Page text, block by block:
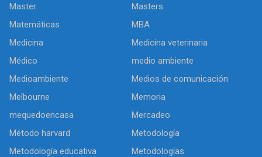
Master
Masters
Matemáticas
MBA
Medicina
Medicina veterinaria
Médico
medio ambiente
Medioambiente
Medios de comunicación
Melbourne
Memoria
mequedoencasa
Mercadeo
Método harvard
Metodología
Metodología educativa
Metodologías